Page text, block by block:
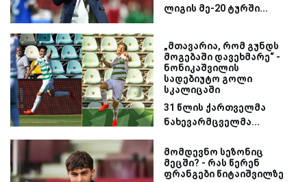
ლიგის მე-20 ტურში...
„მთავარია, რომ გუნდს
მოგებაში დავეხმარე“ -
ნონიკაშვილის
სადებიუტო გოლი
სკალიცაში
31 წლის ქართველმა
ნახევარმცველმა...
მომდევნო სეზონიც
მეცში? - რას წერენ
ფრანგები წიტაიშვილზე